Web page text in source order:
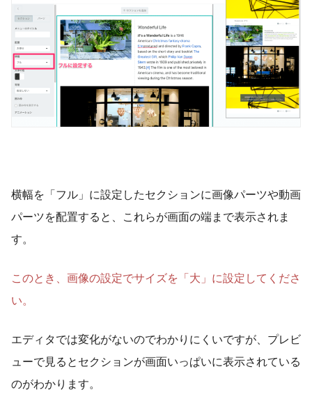
横幅を「フル」に設定したセクションに画像パーツや動画
パーツを配置すると、これらが画面の端まで表示されま
す。
このとき、画像の設定でサイズを「大」に設定してくださ
い。
エディタでは変化がないのでわかりにくいですが、プレビ
ューで見るとセクションが画面いっぱいに表示されている
のがわかります。